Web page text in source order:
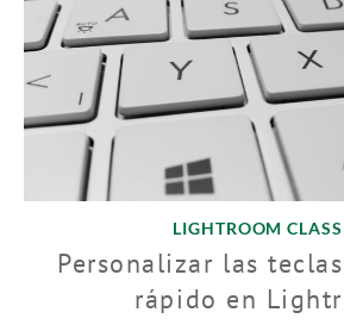
LIGHTROOM
Personalizar las
rápido en